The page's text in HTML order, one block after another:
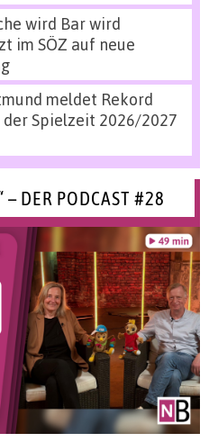
wird Bar wird
im SÖZ auf neue
meldet Rekord
Spielzeit 2026/2027
– DER PODCAST #28